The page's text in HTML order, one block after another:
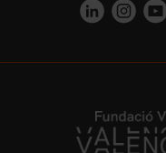
https://www.linkedin.com/company/
https://
https://